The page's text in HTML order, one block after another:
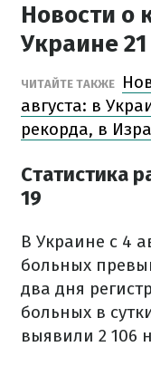
Новости о
Украине 21
ЧИТАЙТЕ ТАКЖЕ
августа: в
рекорда, в
Статистика
19
В Украине с 4
больных
два дня
больных в
выявили 2 106